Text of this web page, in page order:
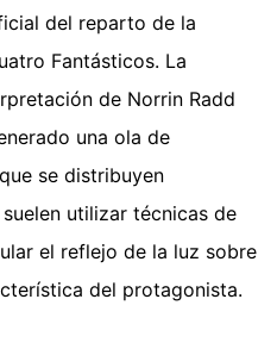
del reparto de la
Fantásticos. La
de Norrin Radd
una ola de
se distribuyen
utilizar técnicas de
el reflejo de la luz sobre
del protagonista.